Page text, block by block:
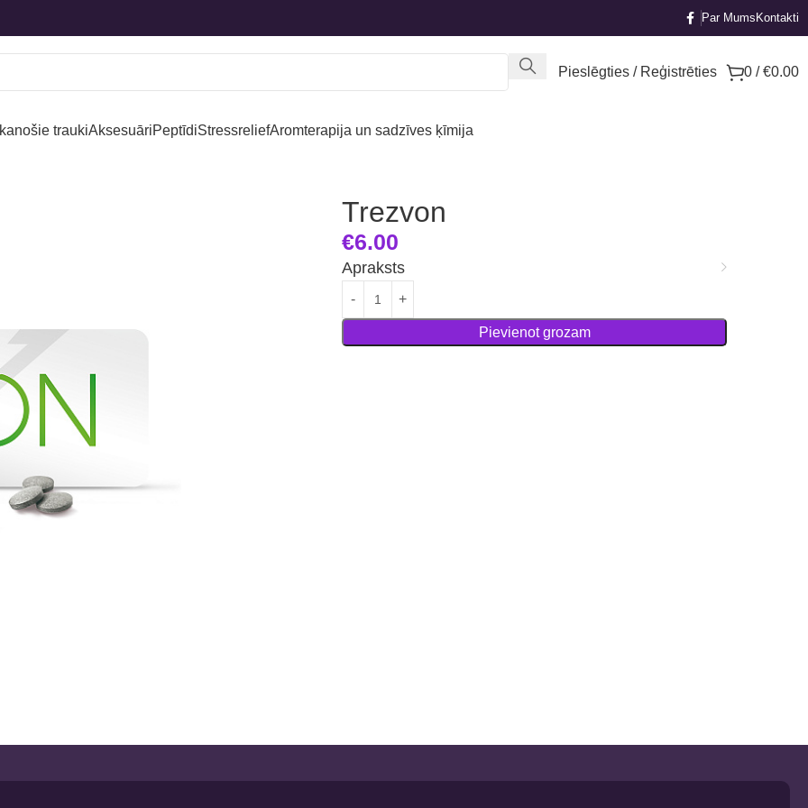
Par Mums Kontakti
Pieslēgties / Reģistrēties 0 / €0.00
traukiAksesuāriPeptīdiStressreliefAromterapija un sadzīves ķīmija
Trezvon
€6.00
Apraksts
Pievienot grozam